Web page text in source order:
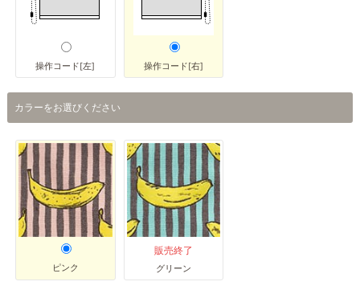
操作コード[左] 操作コード[右]
カラーをお選びください
ピンク
販売終了
グリーン